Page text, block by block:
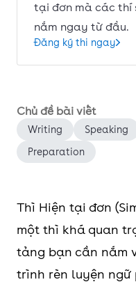
tại đơn mà các thí
nắm ngay từ đầu.
Đăng ký thi ngay
Chủ đề bài viết
Writing Speaking
Preparation
Thì Hiện tại đơn
một thì khá quan
tảng bạn cần nắm
trình rèn luyện ngữ